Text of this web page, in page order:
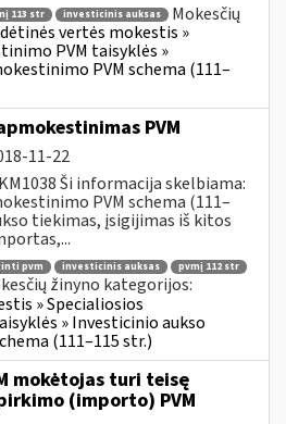
113 str investicinis auksas
Mokesčių
vertės mokestis »
PVM taisyklės »
PVM schema (111–
PVM
11-22
Ši informacija skelbiama:
PVM schema (111–
tiekimas, įsigijimas iš kitos
pvm investicinis auksas
pvmį 112 str
žinyno kategorijos:
» Specialiosios
» Investicinio aukso
(111–115 str.)
mokėtojas turi teisę
(importo) PVM